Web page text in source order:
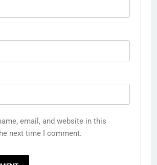
email, and website in this
next time I comment.